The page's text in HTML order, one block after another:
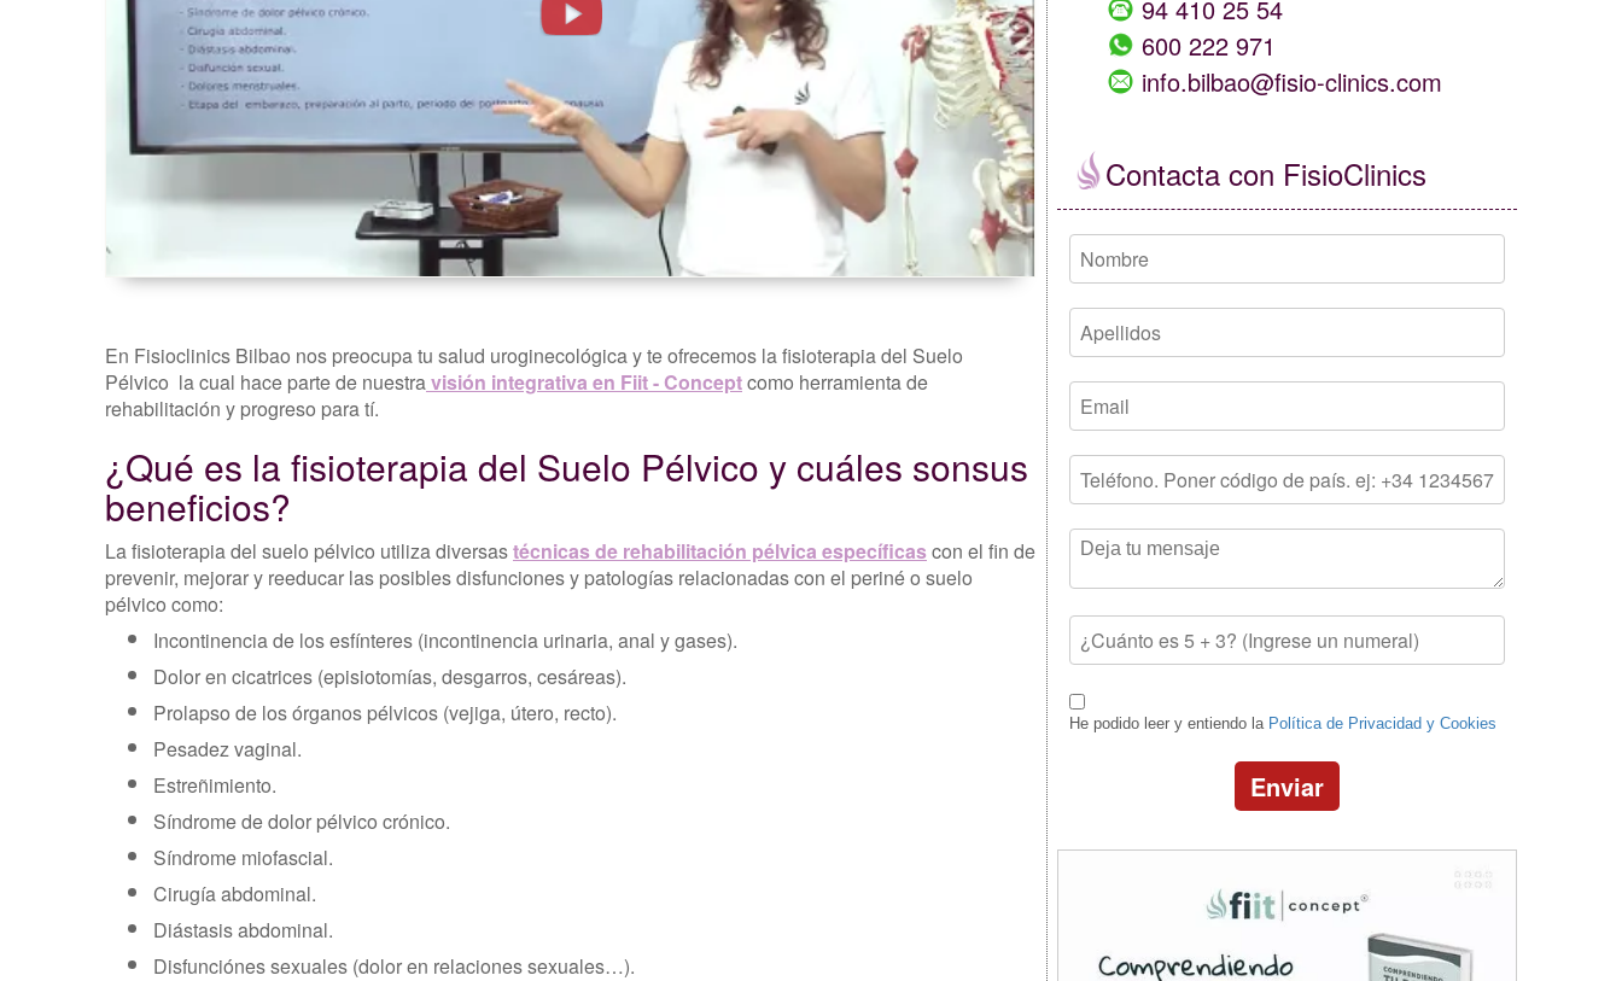
FisioClinics
Bilbao
En Fisioclinics Bilbao nos preocupa tu salud uroginecológica y te ofrecemos la fisioterapia del Suelo
Pélvico la cual hace parte de nuestravisión integrativa en Fiit - Conceptcomo herramienta de
rehabilitación y progreso para tí.
¿Qué es la fisioterapia del Suelo Pélvico y cuáles sonsus
beneficios?
La fisioterapia del suelo pélvico utiliza diversastécnicas de rehabilitación pélvica específicascon el fin de
prevenir, mejorar y reeducar las posibles disfunciones y patologías relacionadas con el periné o suelo
pélvico como:
Incontinencia de los esfínteres (incontinencia urinaria, anal y gases).
Dolor en cicatrices (episiotomías, desgarros, cesáreas).
Prolapso de los órganos pélvicos (vejiga, útero, recto).
Pesadez vaginal.
Estreñimiento.
Síndrome de dolor pélvico crónico.
Síndrome miofascial.
Cirugía abdominal.
Diástasis abdominal.
Disfunciónes sexuales (dolor en relaciones sexuales…).
94 410 25 54
600 222 971
info.bilbao@fisio-clinics.com
Contacta con FisioClinics
He podido leer y entiendo la Política de Privacidad y Cookies
Enviar